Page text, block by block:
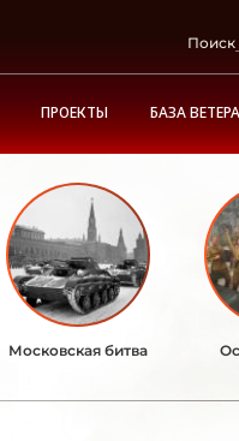
Поиск
ПРОЕКТЫ БАЗА
Московская битва